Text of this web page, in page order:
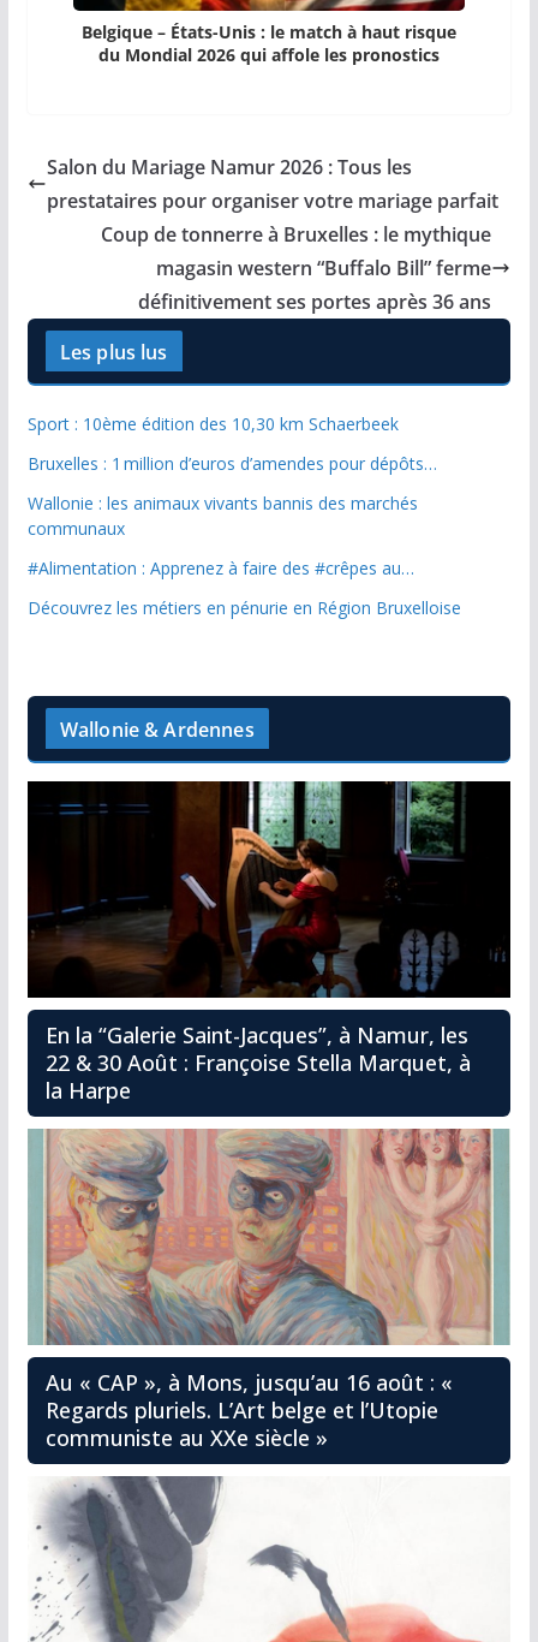
Belgique – États-Unis : le match à haut risque
du Mondial 2026 qui affole les pronostics
Salon du Mariage Namur 2026 : Tous les
prestataires pour organiser votre mariage parfait
Coup de tonnerre à Bruxelles : le mythique
magasin western “Buffalo Bill” ferme
définitivement ses portes après 36 ans
Les plus lus
Sport : 10ème édition des 10,30 km Schaerbeek
Bruxelles : 1 million d’euros d’amendes pour dépôts…
Wallonie : les animaux vivants bannis des marchés
communaux
#Alimentation : Apprenez à faire des #crêpes au…
Découvrez les métiers en pénurie en Région Bruxelloise
Wallonie & Ardennes
En la “Galerie Saint-Jacques”, à Namur, les
22 & 30 Août : Françoise Stella Marquet, à
la Harpe
Au « CAP », à Mons, jusqu’au 16 août : «
Regards pluriels. L’Art belge et l’Utopie
communiste au XXe siècle »